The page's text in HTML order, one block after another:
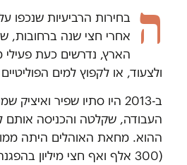
ה בחירות הרביעיות שנכפו
אחרי חצי שנה ברחובות,
הארץ, נדרשים כעת
ולצעוד, או לקפוץ למים
ההוא. מחאת האוהלים היתה
(300 אלף ואף חצי מיליון